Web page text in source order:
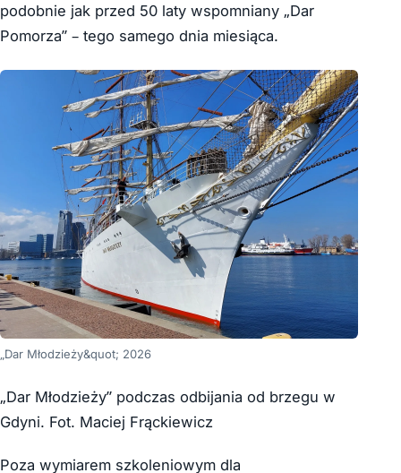
podobnie jak przed 50 laty wspomniany „Dar
Pomorza” – tego samego dnia miesiąca.
„Dar Młodzieży&quot; 2026
„Dar Młodzieży” podczas odbijania od brzegu w
Gdyni. Fot. Maciej Frąckiewicz
Poza wymiarem szkoleniowym dla